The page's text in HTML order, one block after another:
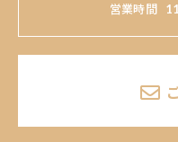
営業時間